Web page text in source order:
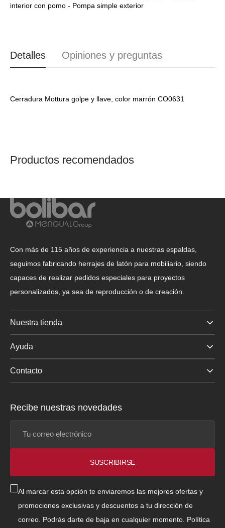
CO0631 CO0631
interior con pomo - Pompa simple exterior
Detalles Opiniones y preguntas
Cerradura Mottura golpe y llave, color marrón CO0631
Productos recomendados
Con más de 115 años de experiencia a nuestras espaldas,
seguimos fabricando herrajes de latón para mobiliario, siendo
capaces de realizar pedidos especiales para proyectos
personalizados, ya sea de reproducción o de creación.
Nuestra tienda
Ayuda
Contacto
Recibe nuestras novedades
SUSCRIBIRSE
Al marcar esta opción te enviaremos las mejores ofertas y
promociones exclusivas y descuentos a tu dirección de
correo. Podrás darte de baja en cualquier momento. Política